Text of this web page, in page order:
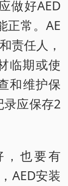
做好AED
正常。AE
责任人，
临期或使
和维护保
应保存2
，也要有
AED安装